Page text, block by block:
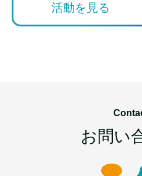
活動を見る
お問い